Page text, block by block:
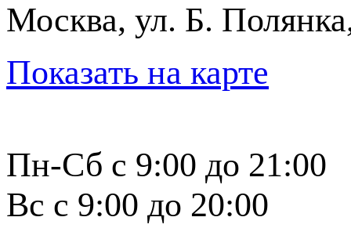
Москва, ул. Б.
Показать на карте
Пн-Сб с 9:00 до 21:00
Вс с 9:00 до 20:00